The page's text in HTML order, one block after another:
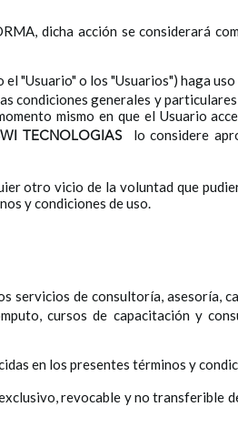
dicha acción se considerará
"Usuario" o los "Usuarios") haga
condiciones generales y
mismo en que el Usuario
TECNOLOGIAS
lo considere
otro vicio de la voluntad que
y condiciones de uso.
servicios de consultoría, asesoría,
cursos de capacitación y
en los presentes términos y
revocable y no transferible